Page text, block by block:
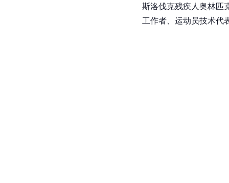
斯洛伐克残疾人奥林匹
工作者、运动员技术代